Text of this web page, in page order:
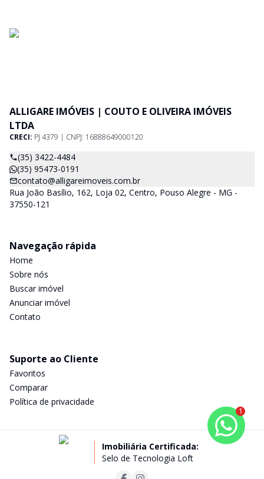
ALLIGARE IMÓVEIS | COUTO E OLIVEIRA IMÓVEIS
LTDA
CRECI: PJ 4379 | CNPJ: 16888649000120
(35) 3422-4484
(35) 95473-0191
contato@alligareimoveis.com.br
Rua João Basílio, 162, Loja 02, Centro, Pouso Alegre - MG -
37550-121
Navegação rápida
Home
Sobre nós
Buscar imóvel
Anunciar imóvel
Contato
Suporte ao Cliente
Favoritos
Comparar
Política de privacidade
Imobiliária Certificada:
Selo de Tecnologia Loft
1